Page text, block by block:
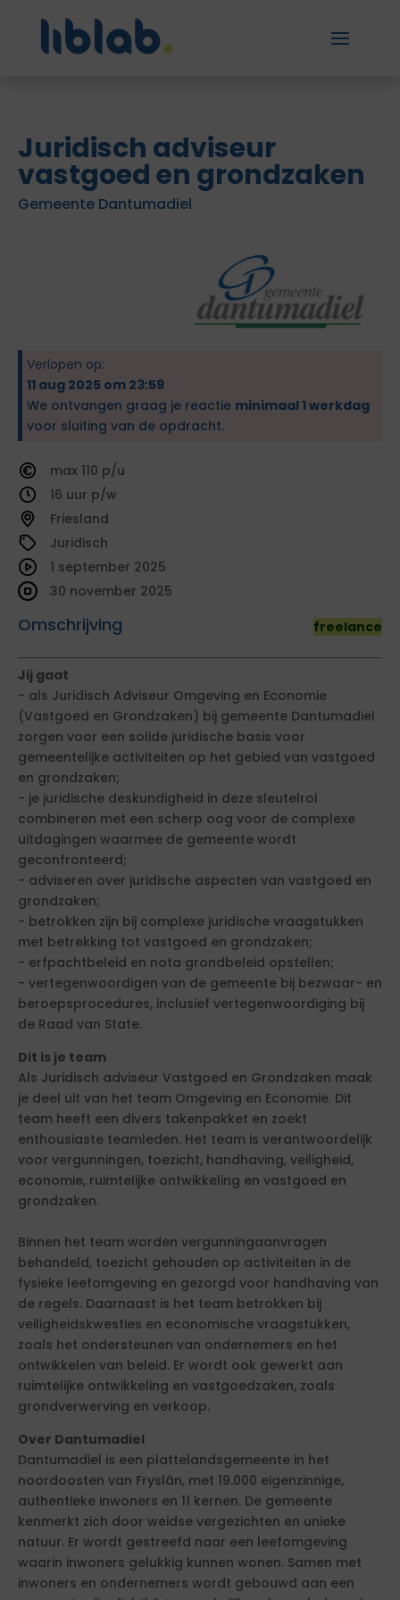
Juridisch adviseur
vastgoed en grondzaken
Gemeente Dantumadiel
Verlopen op:
11 aug 2025 om 23:59
We ontvangen graag je reactie minimaal 1 werkdag
voor sluiting van de opdracht.
110
16
Friesland
Juridisch
Omschrijving freelance
1 september 2025
30 november 2025
Jij gaat
- als Juridisch Adviseur Omgeving en Economie
(Vastgoed en Grondzaken) bij gemeente Dantumadiel
zorgen voor een solide juridische basis voor
gemeentelijke activiteiten op het gebied van vastgoed
en grondzaken;
- je juridische deskundigheid in deze sleutelrol
combineren met een scherp oog voor de complexe
uitdagingen waarmee de gemeente wordt
geconfronteerd;
- adviseren over juridische aspecten van vastgoed en
grondzaken;
- betrokken zijn bij complexe juridische vraagstukken
met betrekking tot vastgoed en grondzaken;
- erfpachtbeleid en nota grondbeleid opstellen;
- vertegenwoordigen van de gemeente bij bezwaar- en
beroepsprocedures, inclusief vertegenwoordiging bij
de Raad van State.
Dit is je team
Als Juridisch adviseur Vastgoed en Grondzaken maak
je deel uit van het team Omgeving en Economie. Dit
team heeft een divers takenpakket en zoekt
enthousiaste teamleden. Het team is verantwoordelijk
voor vergunningen, toezicht, handhaving, veiligheid,
economie, ruimtelijke ontwikkeling en vastgoed en
grondzaken.
Binnen het team worden vergunningaanvragen
behandeld, toezicht gehouden op activiteiten in de
fysieke leefomgeving en gezorgd voor handhaving van
de regels. Daarnaast is het team betrokken bij
veiligheidskwesties en economische vraagstukken,
zoals het ondersteunen van ondernemers en het
ontwikkelen van beleid. Er wordt ook gewerkt aan
ruimtelijke ontwikkeling en vastgoedzaken, zoals
grondverwerving en verkoop.
Over Dantumadiel
Dantumadiel is een plattelandsgemeente in het
noordoosten van Fryslân, met 19.000 eigenzinnige,
authentieke inwoners en 11 kernen. De gemeente
kenmerkt zich door weidse vergezichten en unieke
natuur. Er wordt gestreefd naar een leefomgeving
waarin inwoners gelukkig kunnen wonen. Samen met
inwoners en ondernemers wordt gebouwd aan een